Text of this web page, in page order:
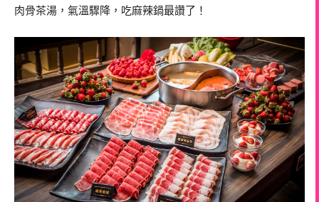
肉骨茶湯，氣溫驟降，吃麻辣鍋最讚了！